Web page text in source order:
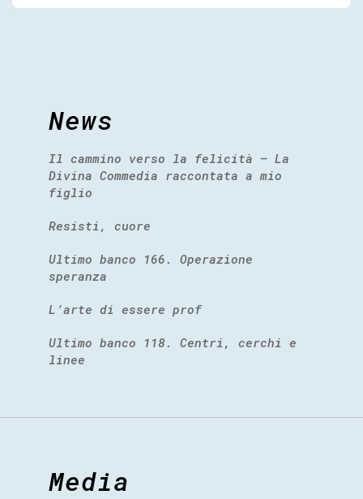
News
Il cammino verso la felicità – La
Divina Commedia raccontata a mio
figlio
Resisti, cuore
Ultimo banco 166. Operazione
speranza
L’arte di essere prof
Ultimo banco 118. Centri, cerchi e
linee
Media